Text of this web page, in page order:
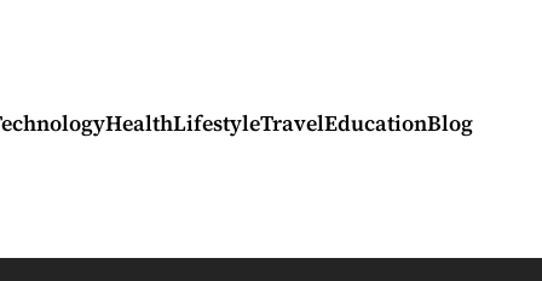
HealthLifestyleTravelEducationBlog